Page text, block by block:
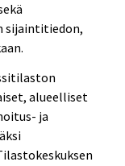
sijaintitiedon,
alueelliset
ja